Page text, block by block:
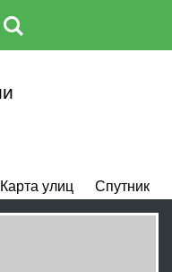
Карта улиц Спутник